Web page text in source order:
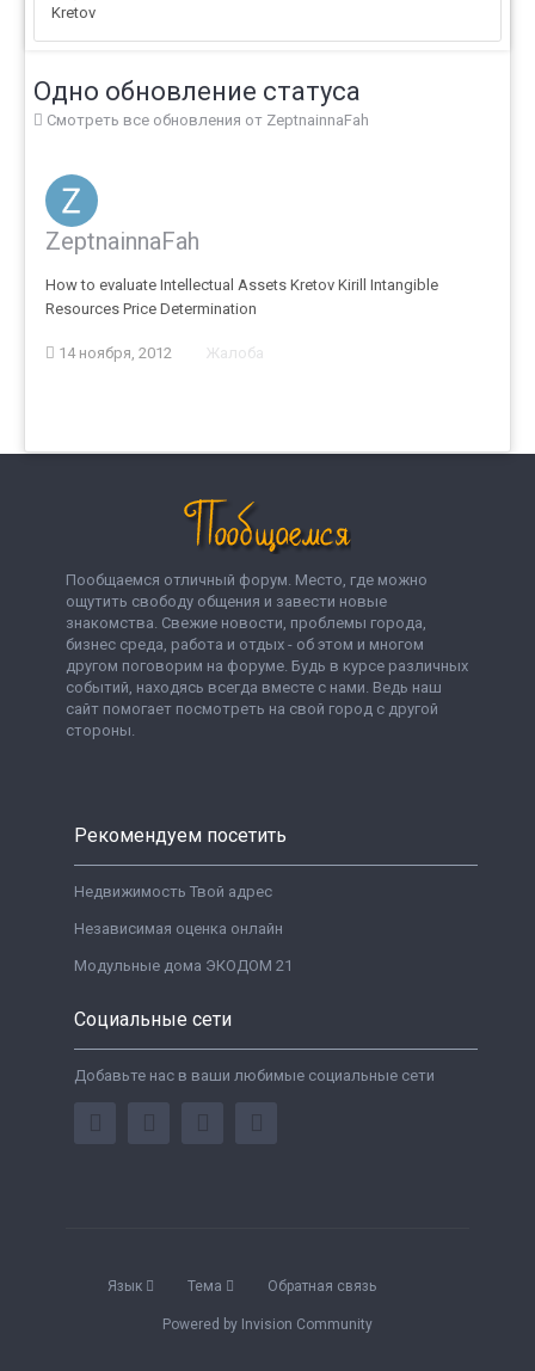
Kretov
Одно обновление статуса
Смотреть все обновления от ZeptnainnaFah
ZeptnainnaFah
How to evaluate Intellectual Assets Kretov Kirill Intangible
Resources Price Determination
14 ноября, 2012 Жалоба
Пообщаемся отличный форум. Место, где можно
ощутить свободу общения и завести новые
знакомства. Свежие новости, проблемы города,
бизнес среда, работа и отдых - об этом и многом
другом поговорим на форуме. Будь в курсе различных
событий, находясь всегда вместе с нами. Ведь наш
сайт помогает посмотреть на свой город с другой
стороны.
Рекомендуем посетить
Недвижимость Твой адрес
Независимая оценка онлайн
Модульные дома ЭКОДОМ 21
Социальные сети
Добавьте нас в ваши любимые социальные сети
Язык Тема Обратная связь
Powered by Invision Community